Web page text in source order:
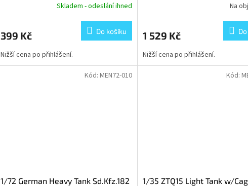
Skladem - odeslání ihned
399 Kč Do košíku
Nižší cena po přihlášení.
Na
1 529 Kč
Nižší cena po přihlášení.
1/72 German Heavy Tank Sd.Kfz.182
Kód: MEN72-010
1/35 ZTQ15 Light Tank w/
Kód: